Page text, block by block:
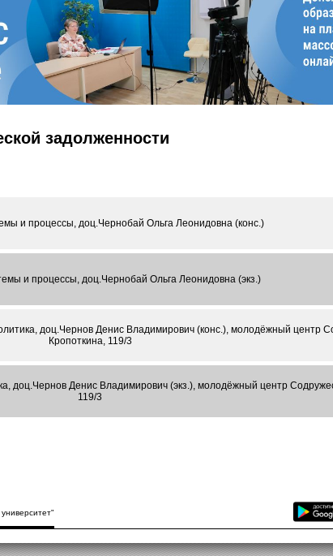
задолженности
и процессы, доц.Чернобай Ольга Леонидовна (конс.)
и процессы, доц.Чернобай Ольга Леонидовна (экз.)
доц.Чернов Денис Владимирович (конс.), молодёжный центр
Кропоткина, 119/3
доц.Чернов Денис Владимирович (экз.), молодёжный центр
119/3